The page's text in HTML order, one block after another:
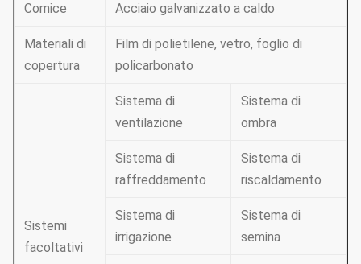
Cornice Acciaio galvanizzato a caldo
Materiali di
copertura
Film di polietilene, vetro, foglio di
policarbonato
Sistemi
facoltativi
Sistema di
ventilazione
Sistema di
ombra
Sistema di
raffreddamento
Sistema di
riscaldamento
Sistema di
irrigazione
Sistema di
semina